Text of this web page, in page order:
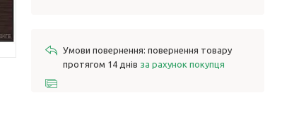
повернення товару
протягом 14 днів за рахунок покупця